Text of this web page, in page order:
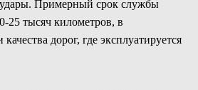
Примерный срок службы
25 тысяч километров, в
дорог, где эксплуатируется